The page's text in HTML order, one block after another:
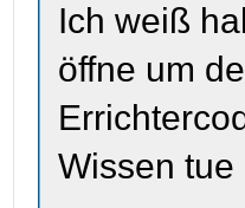
Ich weiß
öffne um
Wissen tue